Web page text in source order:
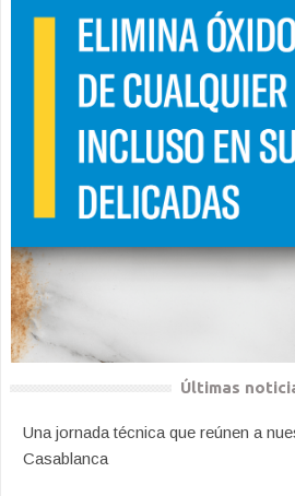
Últimas
Una jornada técnica que reúnen a
Casablanca